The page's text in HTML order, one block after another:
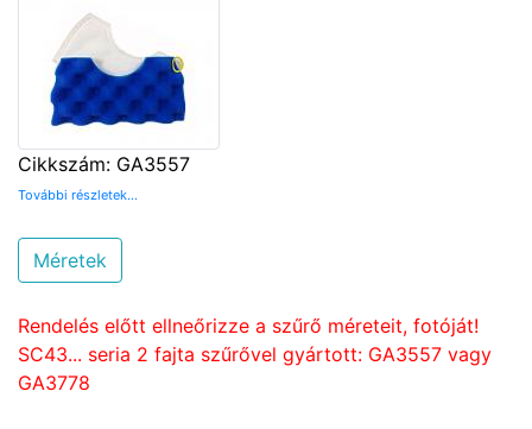
Cikkszám: GA3557
További részletek...
Méretek
Rendelés előtt ellneőrizze a szűrő méreteit, fotóját!
SC43... seria 2 fajta szűrővel gyártott: GA3557 vagy
GA3778